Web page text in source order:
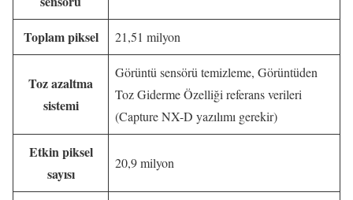
Toplam piksel 21,51 milyon
Toz azaltma
sistemi
Görüntü sensörü temizleme, Görüntüden
Toz Giderme Özelliği referans verileri
(Capture NX-D yazılımı gerekir)
Etkin piksel
sayısı
20,9 milyon